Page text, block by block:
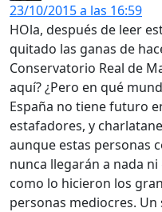
23/10/2015 a las 16:59
HOla, después de leer
quitado las ganas de
Conservatorio Real de
aquí? ¿Pero en qué
España no tiene futuro
estafadores, y
aunque estas personas
nunca llegarán a nada
como lo hicieron los
personas mediocres. Un